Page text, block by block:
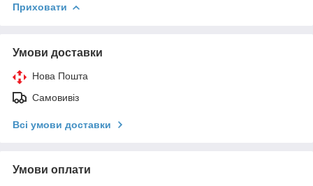
Приховати
Умови доставки
Нова Пошта
Самовивіз
Всі умови доставки
Умови оплати